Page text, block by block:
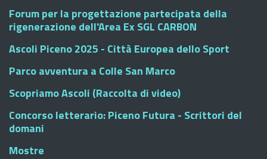
Forum per la progettazione partecipata della
rigenerazione dell'Area Ex SGL CARBON
Ascoli Piceno 2025 - Città Europea dello Sport
Parco avventura a Colle San Marco
Scopriamo Ascoli (Raccolta di video)
Concorso letterario: Piceno Futura - Scrittori del
domani
Mostre